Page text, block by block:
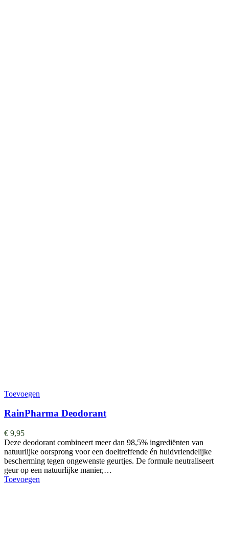
Toevoegen
RainPharma Deodorant
€ 9,95
Deze deodorant combineert meer dan 98,5% ingrediënten van
natuurlijke oorsprong voor een doeltreffende én huidvriendelijke
bescherming tegen ongewenste geurtjes. De formule neutraliseert
geur op een natuurlijke manier,…
Toevoegen